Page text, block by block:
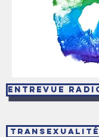
Entrevue
transexualité